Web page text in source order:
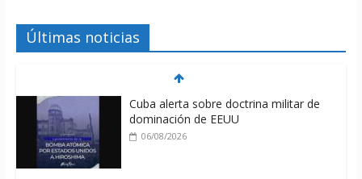
Últimas noticias
Cuba alerta sobre doctrina militar de
dominación de EEUU
06/08/2026